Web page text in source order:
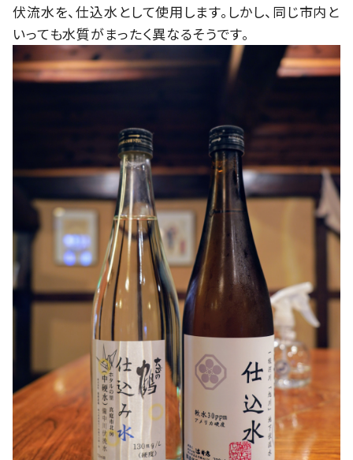
伏流水を、仕込水として使用します。しかし、同じ市内と
いっても水質がまったく異なるそうです。